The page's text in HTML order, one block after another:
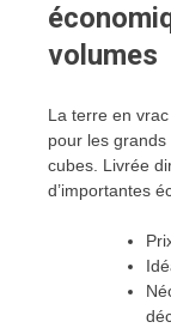
volumes
La terre en
pour les
cubes. Livrée
d’importantes